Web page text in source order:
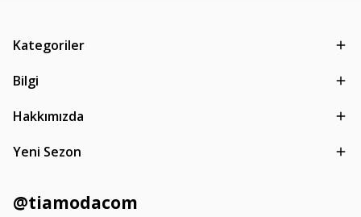
Kategoriler
Bilgi
Hakkımızda
Yeni Sezon
@tiamodacom